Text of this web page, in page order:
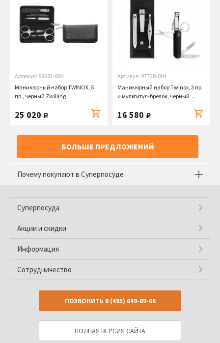
Артикул: 98681-004
Маникюрный набор TWINOX, 5
пр., черный Zwilling
25 020 руб.
Артикул: 97728-004
Маникюрный набор Twinox, 3 пр.
и мультитул-брелок, черный
16 580 руб.
БОЛЬШЕ ПРЕДЛОЖЕНИЙ
Почему покупают в Суперпосуде
Суперпосуда
Акции и скидки
Информация
Сотрудничество
ПОЗВОНИТЬ 8 (495) 649-89-66
ПОЛНАЯ ВЕРСИЯ САЙТА